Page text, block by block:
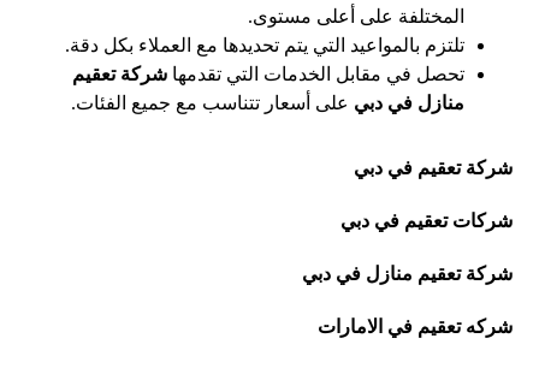
المختلفة على أعلى مستوى.
تلتزم بالمواعيد التي يتم تحديدها مع العملاء بكل دقة.
تحصل في مقابل الخدمات التي تقدمهاشركة تعقيم
منازل في دبي على أسعار تتناسب مع جميع الفئات.
شركة تعقيم في دبي
شركات تعقيم في دبي
شركة تعقيم منازل في دبي
شركه تعقيم في الامارات